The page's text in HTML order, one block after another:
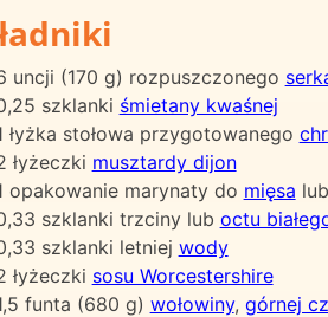
uncji (170 g) rozpuszczonego
szklanki śmietany kwaśnej
łyżka stołowa przygotowanego
łyżeczki musztardy dijon
opakowanie marynaty do mięsa lub
szklanki trzciny lub octu
szklanki letniej wody
łyżeczki sosu Worcestershire
funta (680 g) wołowiny, górnej